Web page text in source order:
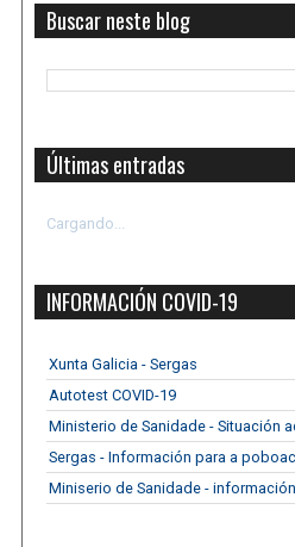
Buscar neste blog
Últimas entradas
Cargando...
INFORMACIÓN COVID-19
Xunta Galicia - Sergas
Autotest COVID-19
Ministerio de Sanidade - Situación
Sergas - Información para a
Miniserio de Sanidade -